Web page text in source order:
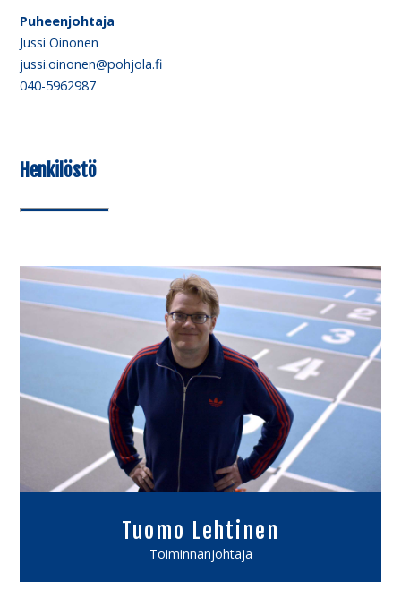
Puheenjohtaja
Jussi Oinonen
jussi.oinonen@pohjola.fi
040-5962987
Henkilöstö
Tuomo Lehtinen
Toiminnanjohtaja